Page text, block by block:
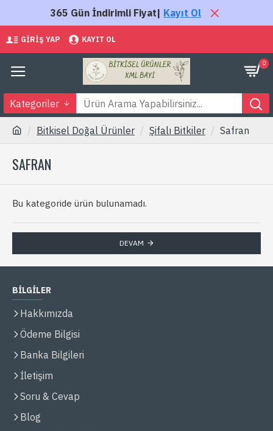
365 Gün İndirimli Fiyat| Kayıt Ol
GIRIŞ YAP KAYIT OL
0
Kategoriler
Bitkisel Doğal Ürünler Şifalı Bitkiler Safran
SAFRAN
Bu kategoride ürün bulunamadı.
DEVAM
BİLGİLER
Hakkımızda
Ödeme Bilgisi
Banka Bilgileri
İletişim
Soru & Cevap
Blog